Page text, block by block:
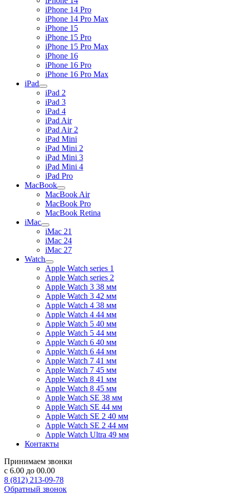
iPhone 14 Pro
iPhone 14 Pro Max
iPhone 15
iPhone 15 Pro
iPhone 15 Pro Max
iPhone 16
iPhone 16 Pro
iPhone 16 Pro Max
iPad
iPad 2
iPad 3
iPad 4
iPad Air
iPad Air 2
iPad Mini
iPad Mini 2
iPad Mini 3
iPad Mini 4
iPad Pro
MacBook
MacBook Air
MacBook Pro
MacBook Retina
iMac
iMac 21
iMac 24
iMac 27
Watch
Apple Watch series 1
Apple Watch series 2
Apple Watch 3 38 мм
Apple Watch 3 42 мм
Apple Watch 4 38 мм
Apple Watch 4 44 мм
Apple Watch 5 40 мм
Apple Watch 5 44 мм
Apple Watch 6 40 мм
Apple Watch 6 44 мм
Apple Watch 7 41 мм
Apple Watch 7 45 мм
Apple Watch 8 41 мм
Apple Watch 8 45 мм
Apple Watch SE 38 мм
Apple Watch SE 44 мм
Apple Watch SE 2 40 мм
Apple Watch SE 2 44 мм
Apple Watch Ultra 49 мм
Контакты
Принимаем звонки
с 6.00 до 00.00
8 (812) 213-09-78
Обратный звонок